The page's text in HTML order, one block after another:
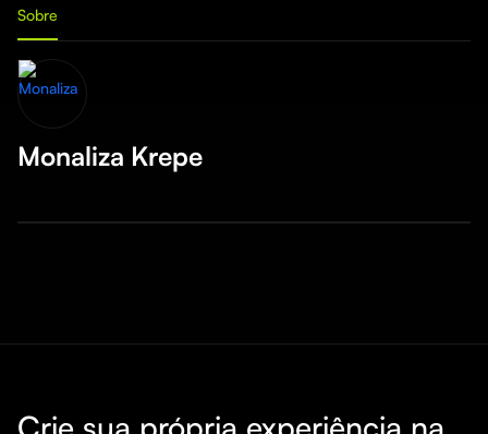
Sobre
Monaliza Krepe